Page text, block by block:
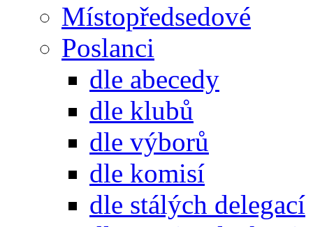
Místopředsedové
Poslanci
dle abecedy
dle klubů
dle výborů
dle komisí
dle stálých delegací